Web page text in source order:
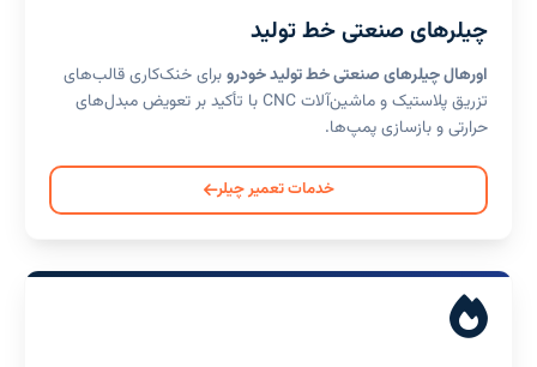
چیلرهای صنعتی خط تولید
اورهال چیلرهای صنعتی خط تولید خودروبرای خنک‌کاری قالب‌های
تزریق پلاستیک و ماشین‌آلات CNC با تأکید بر تعویض مبدل‌های
حرارتی و بازسازی پمپ‌ها.
خدمات تعمیر چیلر